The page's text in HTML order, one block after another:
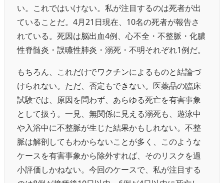
い。これではいけない。私が注目するのは死者が出
ていることだ。4月21日現在、10名の死者が報告さ
れている。死因は脳出血4例、心不全・不整脈・化膿
性脊髄炎・誤嚥性肺炎・溺死・不明それぞれ1例だ。
もちろん、これだけでワクチンによるものと結論づ
けられない。ただ、否定もできない。医薬品の臨床
試験では、原因を問わず、あらゆる死亡を有害事象
として扱う。一見、無関係に見える溺死も、遊泳中
や入浴中に不整脈が生じた結果かもしれない。不整
脈は解剖してもわからないことが多く、このような
ケースを有害事象から除外すれば、そのリスクを過
小評価しかねない。今回のケースで、私が注目する